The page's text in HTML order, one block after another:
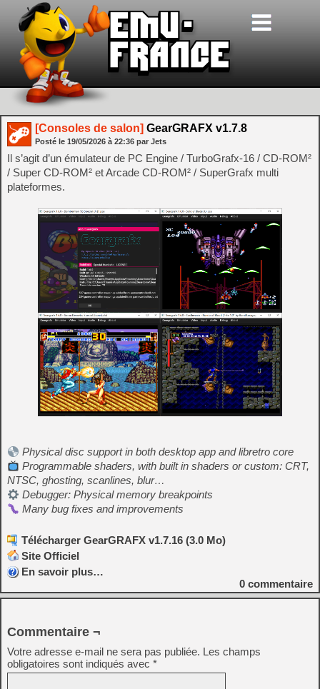
[Consoles de salon] GearGRAFX v1.7.8
Posté le 19/05/2026 à 22:36 par Jets
Il s’agit d’un émulateur de PC Engine / TurboGrafx-16 / CD-ROM²
/ Super CD-ROM² et Arcade CD-ROM² / SuperGrafx multi
plateformes.
Physical disc support in both desktop app and libretro core
Programmable shaders, with built in shaders or custom: CRT,
NTSC, ghosting, scanlines, blur…
Debugger: Physical memory breakpoints
Many bug fixes and improvements
Télécharger GearGRAFX v1.7.16 (3.0 Mo)
Site Officiel
En savoir plus…
0 commentaire
Commentaire ¬
Votre adresse e-mail ne sera pas publiée. Les champs
obligatoires sont indiqués avec *